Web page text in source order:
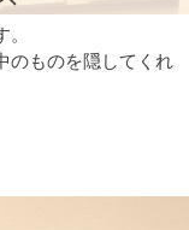
のものを隠してくれ